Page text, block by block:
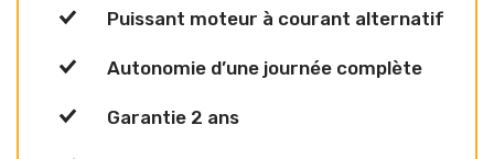
Puissant moteur à courant alternatif
Autonomie d’une journée complète
Garantie 2 ans